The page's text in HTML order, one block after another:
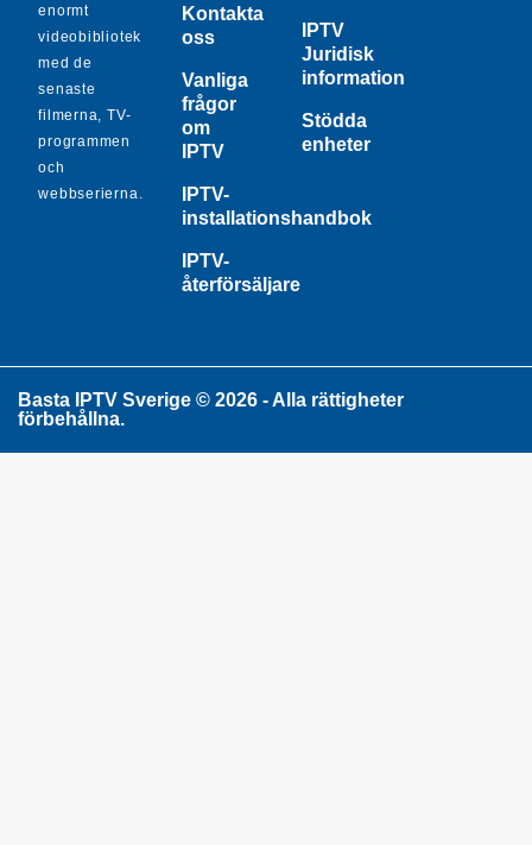
enormt
videobibliotek
med de
senaste
filmerna, TV-
programmen
och
webbserierna.
Kontakta
oss
Vanliga
frågor
om
IPTV
IPTV-
installationshandbok
IPTV-
återförsäljare
IPTV
Juridisk
information
Stödda
enheter
Basta IPTV Sverige © 2026 - Alla rättigheter
förbehållna.